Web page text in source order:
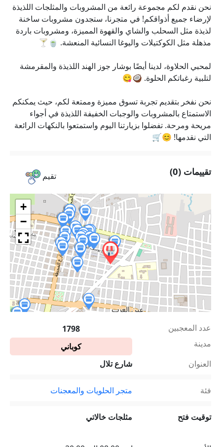
نحن نقدم لكم مجموعة رائعة من المشروبات والمثلجات اللذيذة
لإرضاء جميع أذواقكم! في متجرنا، ستجدون مشروبات ساخنة
لذيذة مثل السحلب والشاي والقهوة المميزة، ومشروبات باردة
مذهلة مثل الكوكتيلات واليوغا النسائية المنعشة. 🍵🍸
لمحبي الحلاوة، لدينا أيضًا بوشار جوز الهند اللذيذة والمقرمشة
لتلبية رغباتكم الحلوة. 🥥😋
نحن نفخر بتقديم تجربة تسوق مميزة وممتعة لكم، حيث يمكنكم
الاستمتاع بالمشروبات والوجبات الخفيفة اللذيذة في أجواء
مريحة ومرحة. تفضلوا بزيارتنا اليوم واستمتعوا بالنكهات الرائعة
التي نقدمها! 😊🛒
تقيم تقييمات (0)
+
−
عدد المعجبين
1798
مدينة
كوباني
العنوان
شارع تلال
فئة متجر الحلويات والمعجنات
توقيت فتح مثلجات خالاتي